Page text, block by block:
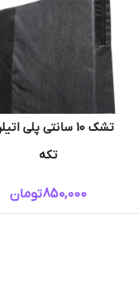
تکه
850,000تومان